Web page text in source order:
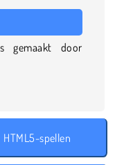
gemaakt door
HTML5-spellen